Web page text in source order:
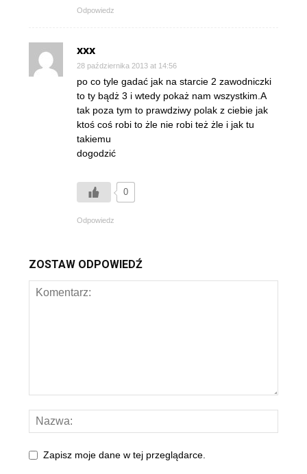
Odpowiedz
xxx
28 października 2013 at 14:56
po co tyle gadać jak na starcie 2 zawodniczki
to ty bądż 3 i wtedy pokaż nam wszystkim.A
tak poza tym to prawdziwy polak z ciebie jak
ktoś coś robi to żle nie robi też żle i jak tu
takiemu
dogodzić
0
Odpowiedz
ZOSTAW ODPOWIEDŹ
Zapisz moje dane w tej przeglądarce.